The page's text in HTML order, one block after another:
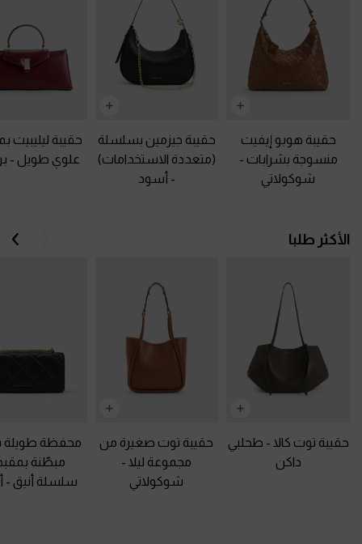
حقيبة هوبو إيفيت
منسوجة بشرابات -
شوكولاتي
حقيبة جيزمين بسلسلة
(متعددة الاستخدامات)
- أسود
حقيبة
علوي طويل -
الأكثر طلبا
حقيبة توت كالا - طحلبي
داكن
حقيبة توت صغيرة من
مجموعة ليلا -
شوكولاتي
محفظة طويلة
مبطّنة
سلسلة أنيق -
السابق